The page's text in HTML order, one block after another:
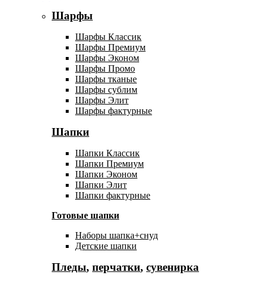
Шарфы
Шарфы Классик
Шарфы Премиум
Шарфы Эконом
Шарфы Промо
Шарфы тканые
Шарфы сублим
Шарфы Элит
Шарфы фактурные
Шапки
Шапки Классик
Шапки Премиум
Шапки Эконом
Шапки Элит
Шапки фактурные
Готовые шапки
Наборы шапка+снуд
Детские шапки
Пледы, перчатки, сувенирка